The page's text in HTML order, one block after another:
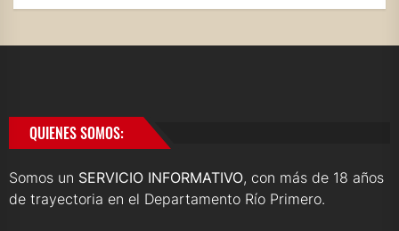
QUIENES SOMOS:
Somos un SERVICIO INFORMATIVO, con más de 18 años
de trayectoria en el Departamento Río Primero.